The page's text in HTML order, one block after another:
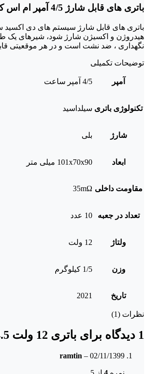
باتری های قابل شارژ 4/5 آمپر ام اس کو
باتری های قابل شارژ سیستم های دی
هیدروژن و اکسیژن شارژ شود، شیرهای یک
نگهداری ، ضد نشت است و در هر موقعیتی
توضیحات تکمیلی
آمپر 4/5 آمپر ساعت
تکنولوژی باتری سیلداسید
شارژ بلی
ابعاد 101x70x90 میلی متر
مقاومت داخلی 35mΩ
تعداد در جعبه 10 عدد
ولتاژ 12 ولت
وزن 1/5 کیلوگرم
تاریخ 2021
نظرات (1)
1 دیدگاه برای باتری 12 ولت 4.5 آمپر ام اس کو
ramtin – 02/11/1399